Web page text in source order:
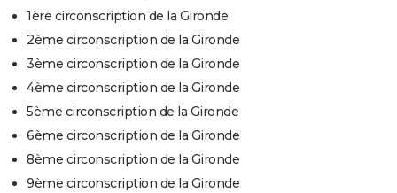
1ère circonscription de la Gironde
2ème circonscription de la Gironde
3ème circonscription de la Gironde
4ème circonscription de la Gironde
5ème circonscription de la Gironde
6ème circonscription de la Gironde
8ème circonscription de la Gironde
9ème circonscription de la Gironde